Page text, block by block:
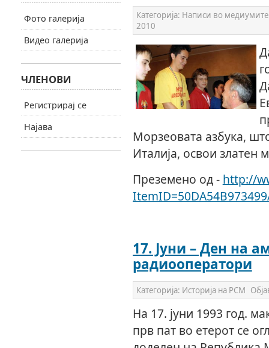
Категорија: Написи во медиумите
2010
Морзеовата азбука,
Италија, освои златен
Преземено од - http://
17. Јуни – Ден на
радиооператори
Категорија: Историја на РСМ
На 17. јуни 1993 год.
прв пат во етерот се
Фото галерија
Видео галерија
ЧЛЕНОВИ
Регистрирај се
Најава